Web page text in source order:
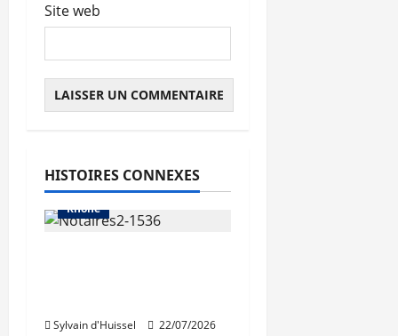
Site web
HISTOIRES CONNEXES
Abonnés
Métropole de Lyon
Rhône
Sylvain d'Huissel 22/07/2026
Abonnés
Les prix